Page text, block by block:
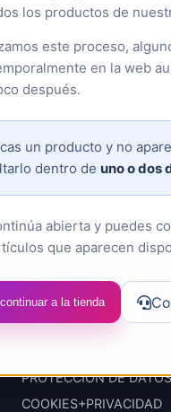
los productos de
este proceso,
en la web
después.
un producto y no
dentro de uno o dos
abierta y puedes
que aparecen
a la tienda
CONDICIONES DE
PROTECCIÓN DE DATOS
COOKIES+PRIVACIDAD